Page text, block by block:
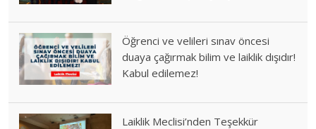
Öğrenci ve velileri sınav öncesi
duaya çağırmak bilim ve laiklik dışıdır!
Kabul edilemez!
Laiklik Meclisi’nden Teşekkür